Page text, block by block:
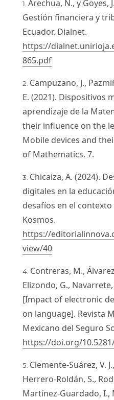
Arechua, N., y Goyes,
Gestión financiera y
Ecuador. Dialnet.
https://
865.pdf
Campuzano, J.,
E. (2021). Dispositivos
aprendizaje de la
their influence on the
Mobile devices and
of Mathematics. 7.
Chicaiza, A. (2024).
digitales en la
desafíos en el
Kosmos.
https://
view/40
Contreras, M.,
Elizondo, G., Navarrete,
[Impact of electronic
on language]. Revista
Mexicano del Seguro
https://doi.org/
Clemente-Suárez, V.
Herrero-Roldán, S.,
Martínez-Guardado, I.,